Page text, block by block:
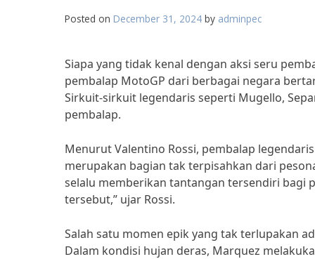
Posted on December 31, 2024 by adminpec
Siapa yang tidak kenal dengan aksi seru
pembalap MotoGP dari berbagai negara
Sirkuit-sirkuit legendaris seperti Mugello,
pembalap.
Menurut Valentino Rossi, pembalap
merupakan bagian tak terpisahkan dari
selalu memberikan tantangan tersendiri bagi
tersebut,” ujar Rossi.
Salah satu momen epik yang tak terlupakan
Dalam kondisi hujan deras, Marquez